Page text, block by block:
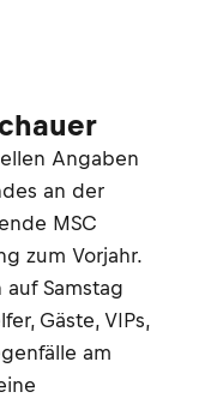
Angaben
an der
MSC
zum Vorjahr.
Samstag
Gäste, VIPs,
am